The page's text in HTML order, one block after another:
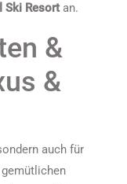
Ski Resortan.
&
&
auch für
gemütlichen